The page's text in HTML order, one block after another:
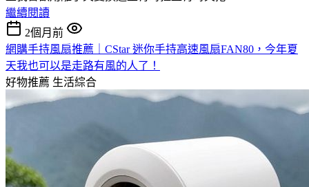
繼續閱讀
2個月前
網購手持風扇推薦｜CStar 迷你手持高速風扇FAN80，今年夏
天我也可以是走路有風的人了！
好物推薦 生活綜合